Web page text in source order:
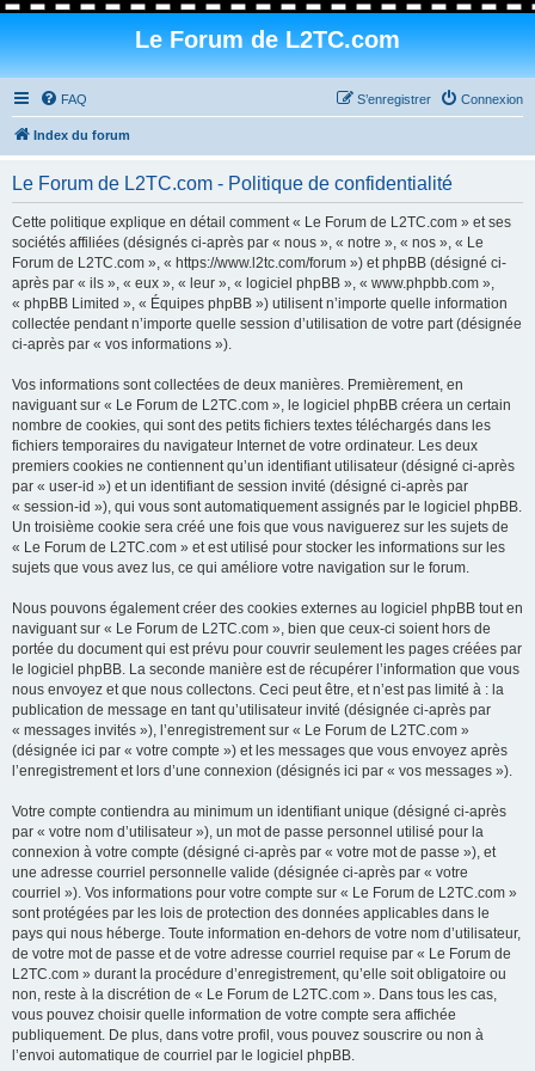
Le Forum de L2TC.com
FAQ Connexion
S’enregistrer
Index du forum
Le Forum de L2TC.com - Politique de confidentialité
Cette politique explique en détail comment « Le Forum de L2TC.com » et ses
sociétés affiliées (désignés ci-après par « nous », « notre », « nos », « Le
Forum de L2TC.com », « https://www.l2tc.com/forum ») et phpBB (désigné ci-
après par « ils », « eux », « leur », « logiciel phpBB », « www.phpbb.com »,
« phpBB Limited », « Équipes phpBB ») utilisent n’importe quelle information
collectée pendant n’importe quelle session d’utilisation de votre part (désignée
ci-après par « vos informations »).
Vos informations sont collectées de deux manières. Premièrement, en
naviguant sur « Le Forum de L2TC.com », le logiciel phpBB créera un certain
nombre de cookies, qui sont des petits fichiers textes téléchargés dans les
fichiers temporaires du navigateur Internet de votre ordinateur. Les deux
premiers cookies ne contiennent qu’un identifiant utilisateur (désigné ci-après
par « user-id ») et un identifiant de session invité (désigné ci-après par
« session-id »), qui vous sont automatiquement assignés par le logiciel phpBB.
Un troisième cookie sera créé une fois que vous naviguerez sur les sujets de
« Le Forum de L2TC.com » et est utilisé pour stocker les informations sur les
sujets que vous avez lus, ce qui améliore votre navigation sur le forum.
Nous pouvons également créer des cookies externes au logiciel phpBB tout en
naviguant sur « Le Forum de L2TC.com », bien que ceux-ci soient hors de
portée du document qui est prévu pour couvrir seulement les pages créées par
le logiciel phpBB. La seconde manière est de récupérer l’information que vous
nous envoyez et que nous collectons. Ceci peut être, et n’est pas limité à : la
publication de message en tant qu’utilisateur invité (désignée ci-après par
« messages invités »), l’enregistrement sur « Le Forum de L2TC.com »
(désignée ici par « votre compte ») et les messages que vous envoyez après
l’enregistrement et lors d’une connexion (désignés ici par « vos messages »).
Votre compte contiendra au minimum un identifiant unique (désigné ci-après
par « votre nom d’utilisateur »), un mot de passe personnel utilisé pour la
connexion à votre compte (désigné ci-après par « votre mot de passe »), et
une adresse courriel personnelle valide (désignée ci-après par « votre
courriel »). Vos informations pour votre compte sur « Le Forum de L2TC.com »
sont protégées par les lois de protection des données applicables dans le
pays qui nous héberge. Toute information en-dehors de votre nom d’utilisateur,
de votre mot de passe et de votre adresse courriel requise par « Le Forum de
L2TC.com » durant la procédure d’enregistrement, qu’elle soit obligatoire ou
non, reste à la discrétion de « Le Forum de L2TC.com ». Dans tous les cas,
vous pouvez choisir quelle information de votre compte sera affichée
publiquement. De plus, dans votre profil, vous pouvez souscrire ou non à
l’envoi automatique de courriel par le logiciel phpBB.